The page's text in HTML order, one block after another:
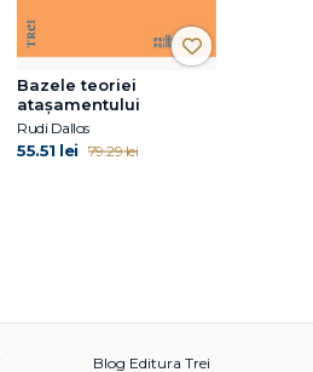
Bazele teoriei
atașamentului
Rudi Dallos
55.51 lei 79.29 lei
Blog Editura Trei